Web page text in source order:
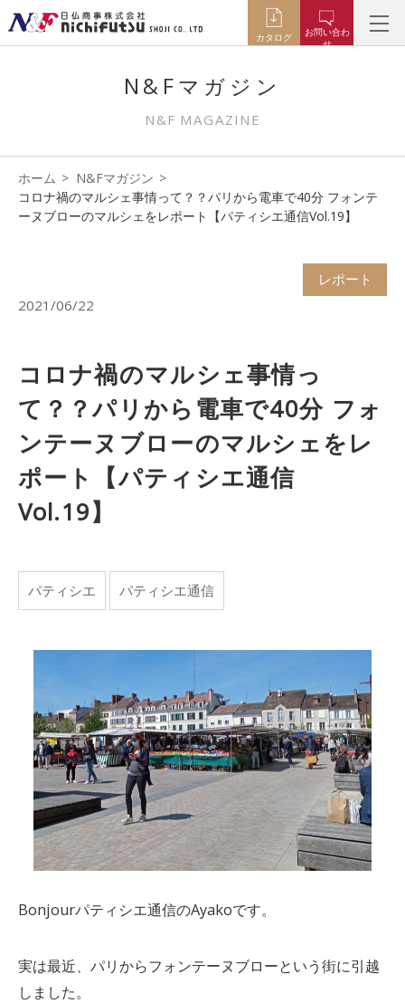
カタログ
お問い合わ
せ
N&Fマガジン
N&F MAGAZINE
ホーム
N&Fマガジン
コロナ禍のマルシェ事情って？？パリから電車で40分 フォンテ
ーヌブローのマルシェをレポート【パティシエ通信Vol.19】
レポート
2021/06/22
コロナ禍のマルシェ事情っ
て？？パリから電車で40分 フォ
ンテーヌブローのマルシェをレ
ポート【パティシエ通信
Vol.19】
パティシエ パティシエ通信
Bonjourパティシエ通信のAyakoです。
実は最近、パリからフォンテーヌブローという街に引越
しました。